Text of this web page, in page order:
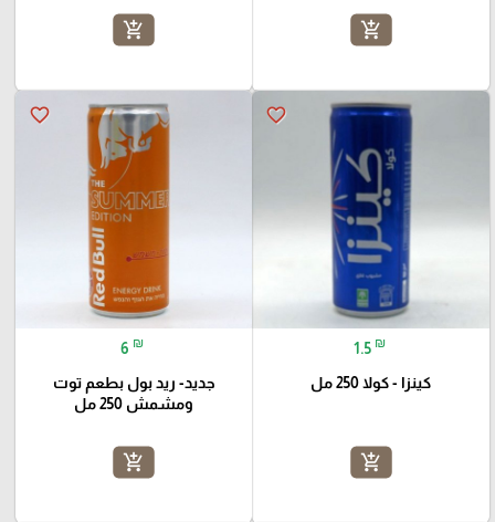
add_shopping_cart
add_shopping_cart
favorite_border
1.5 ₪
كينزا - كولا 250 مل
add_shopping_cart
favorite_border
6 ₪
جديد- ريد بول بطعم توت
ومشمش 250 مل
add_shopping_cart